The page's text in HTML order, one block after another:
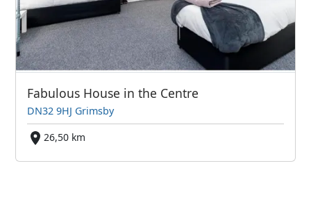
Fabulous House in the Centre
DN32 9HJ Grimsby
26,50 km